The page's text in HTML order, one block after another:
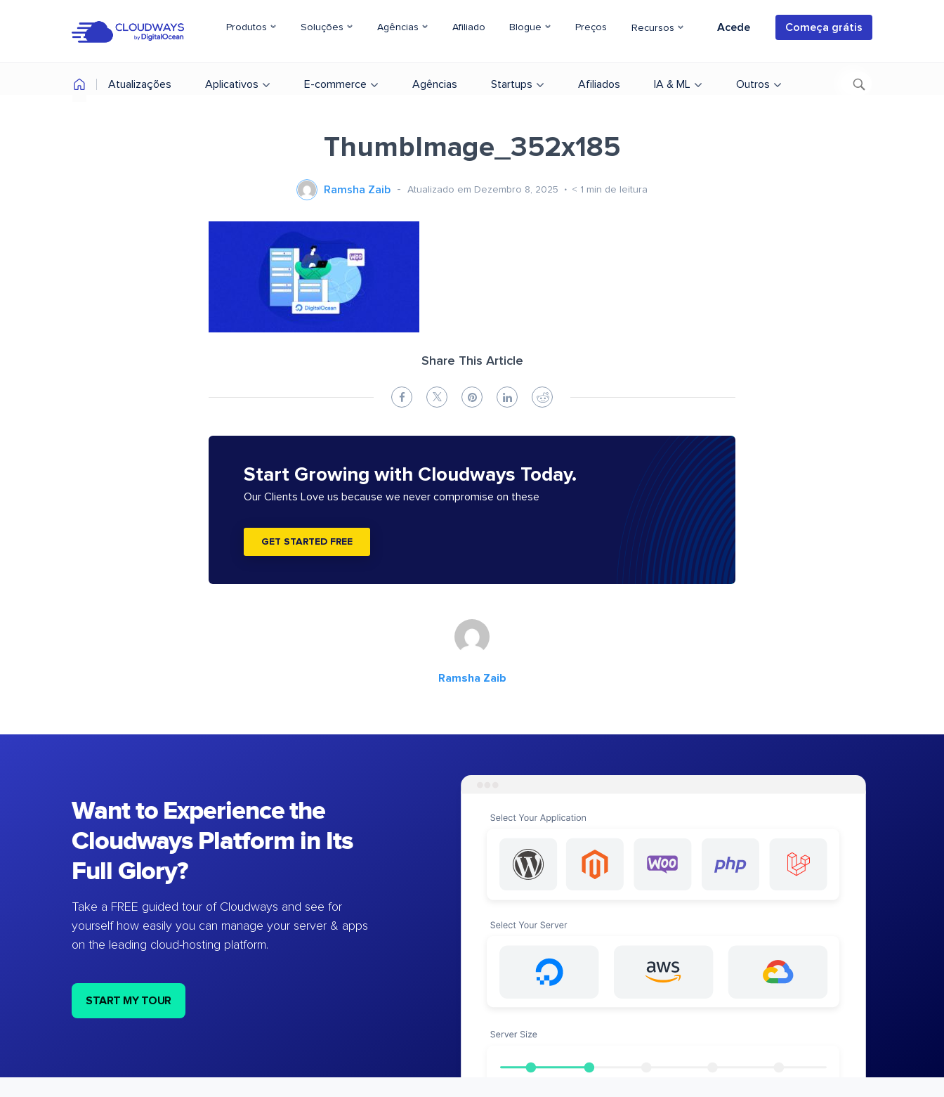
Produtos Soluções Agências Afiliado Blogue Preços Recursos Acede Começa grátis
Atualizações Aplicativos E-commerce Agências Startups Afiliados IA & ML Outros
ThumbImage_352x185
Ramsha Zaib Atualizado em Dezembro 8, 2025 < 1 min de leitura
Share This Article
Start Growing with Cloudways Today.
Our Clients Love us because we never compromise on these
GET STARTED FREE
Ramsha Zaib
Want to Experience the
Cloudways Platform in Its
Full Glory?
Take a FREE guided tour of Cloudways and see for
yourself how easily you can manage your server & apps
on the leading cloud-hosting platform.
START MY TOUR